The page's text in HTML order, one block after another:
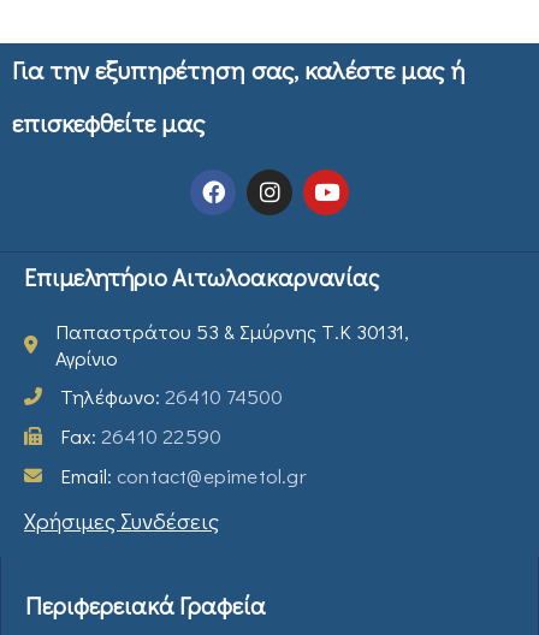
Για την εξυπηρέτηση σας, καλέστε μας ή
επισκεφθείτε μας
Επιμελητήριο Αιτωλοακαρνανίας
Παπαστράτου 53 & Σμύρνης Τ.Κ 30131,
Αγρίνιο
Τηλέφωνο: 26410 74500
Fax: 26410 22590
Email: contact@epimetol.gr
Χρήσιμες Συνδέσεις
Περιφερειακά Γραφεία